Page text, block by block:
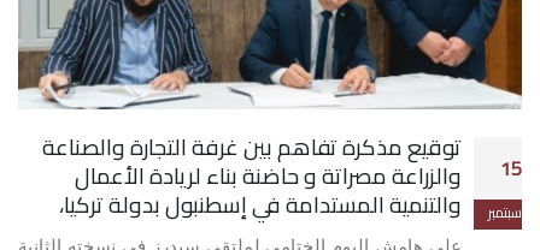
15
سبتمبر
توقيع مذكرة تفاهم بين غرفة التجارة والصناعة
والزراعة مصراتة و حاضنة بناء لريادة الأعمال
والتنمية المستدامة في إسطنبول بدولة تركيا،
على هامش اليوم الختامي لملتقى سيدرز في نسخته الثانية